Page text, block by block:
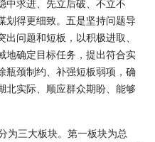
中求进、先立后破、不立不
划得更细致。五是坚持问题导
问题和短板，以积极进取、
地确定目标任务，提出符合实
瓶颈制约、补强短板弱项，确
北实际、顺应群众期盼、能够
为三大板块。第一板块为总